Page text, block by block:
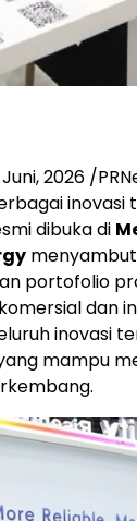
2026 /
inovasi
dibuka di
portofolio
dan
inovasi
mampu